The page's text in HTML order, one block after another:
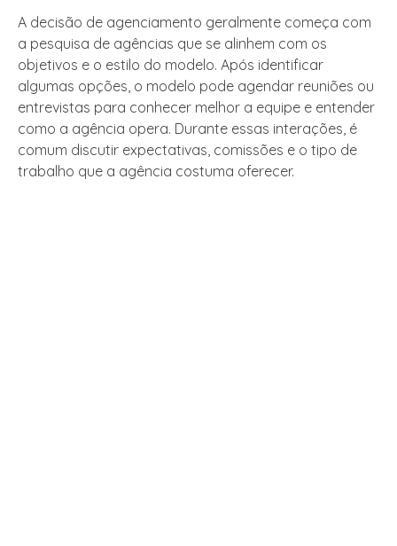
A decisão de agenciamento geralmente começa com
a pesquisa de agências que se alinhem com os
objetivos e o estilo do modelo. Após identificar
algumas opções, o modelo pode agendar reuniões ou
entrevistas para conhecer melhor a equipe e entender
como a agência opera. Durante essas interações, é
comum discutir expectativas, comissões e o tipo de
trabalho que a agência costuma oferecer.